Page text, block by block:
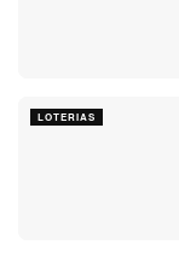
LOTERIAS